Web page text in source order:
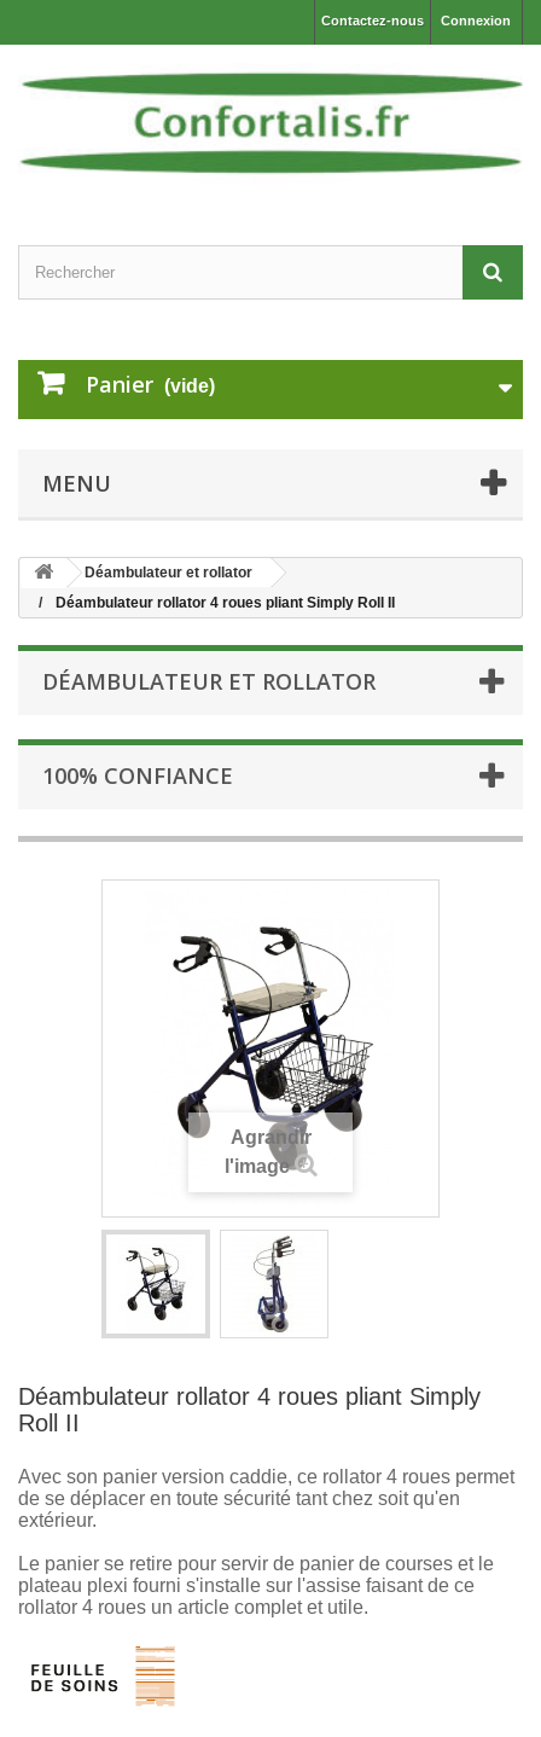
Connexion
Contactez-nous
Panier (vide)
MENU
Déambulateur et rollator
Déambulateur rollator 4 roues pliant Simply Roll II
DÉAMBULATEUR ET ROLLATOR
100% CONFIANCE
Agrandir
l'image
Déambulateur rollator 4 roues pliant Simply
Roll II
Avec son panier version caddie, ce rollator 4 roues permet
de se déplacer en toute sécurité tant chez soit qu'en
extérieur.
Le panier se retire pour servir de panier de courses et le
plateau plexi fourni s'installe sur l'assise faisant de ce
rollator 4 roues un article complet et utile.